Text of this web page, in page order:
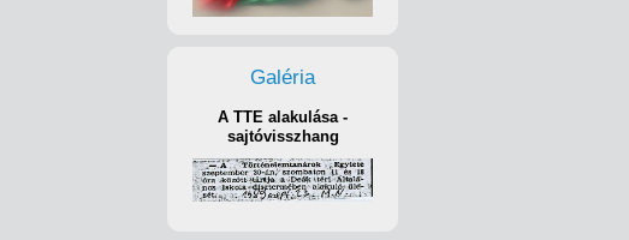
Galéria
A TTE alakulása -
sajtóvisszhang